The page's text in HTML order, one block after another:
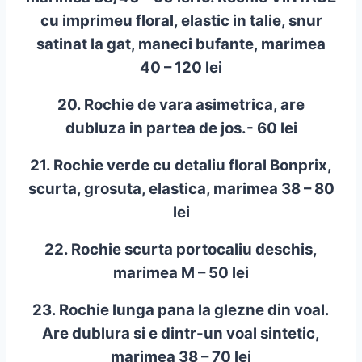
cu imprimeu floral, elastic in talie, snur
satinat la gat, maneci bufante, marimea
40 – 120 lei
20. Rochie de vara asimetrica, are
dubluza in partea de jos.- 60 lei
21. Rochie verde cu detaliu floral Bonprix,
scurta, grosuta, elastica, marimea 38 – 80
lei
22. Rochie scurta portocaliu deschis,
marimea M – 50 lei
23. Rochie lunga pana la glezne din voal.
Are dublura si e dintr-un voal sintetic,
marimea 38 – 70 lei